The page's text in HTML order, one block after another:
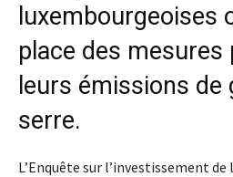
luxembourgeoises
place des mesures
leurs émissions de
serre.
L’Enquête sur l’investissement de